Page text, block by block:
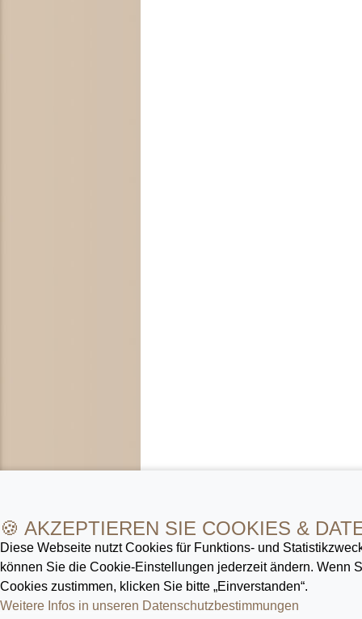
🍪 AKZEPTIEREN SIE COOKIES &
Diese Webseite nutzt Cookies für Funktions- und
können Sie die Cookie-Ein­stellungen jederzeit ändern. Wenn
Cookies zustimmen, klicken Sie bitte „Einverstanden“.
Weitere Infos in unseren Datenschutz­bestimmungen